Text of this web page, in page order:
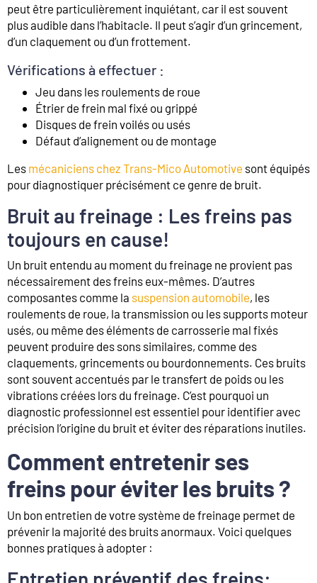
peut être particulièrement inquiétant, car il est souvent
plus audible dans l’habitacle. Il peut s’agir d’un grincement,
d’un claquement ou d’un frottement.
Vérifications à effectuer :
Jeu dans les roulements de roue
Étrier de frein mal fixé ou grippé
Disques de frein voilés ou usés
Défaut d’alignement ou de montage
Les mécaniciens chez Trans-Mico Automotive sont équipés
pour diagnostiquer précisément ce genre de bruit.
Bruit au freinage : Les freins pas
toujours en cause!
Un bruit entendu au moment du freinage ne provient pas
nécessairement des freins eux-mêmes. D’autres
composantes comme la suspension automobile, les
roulements de roue, la transmission ou les supports moteur
usés, ou même des éléments de carrosserie mal fixés
peuvent produire des sons similaires, comme des
claquements, grincements ou bourdonnements. Ces bruits
sont souvent accentués par le transfert de poids ou les
vibrations créées lors du freinage. C’est pourquoi un
diagnostic professionnel est essentiel pour identifier avec
précision l’origine du bruit et éviter des réparations inutiles.
Comment entretenir ses
freins pour éviter les bruits ?
Un bon entretien de votre système de freinage permet de
prévenir la majorité des bruits anormaux. Voici quelques
bonnes pratiques à adopter :